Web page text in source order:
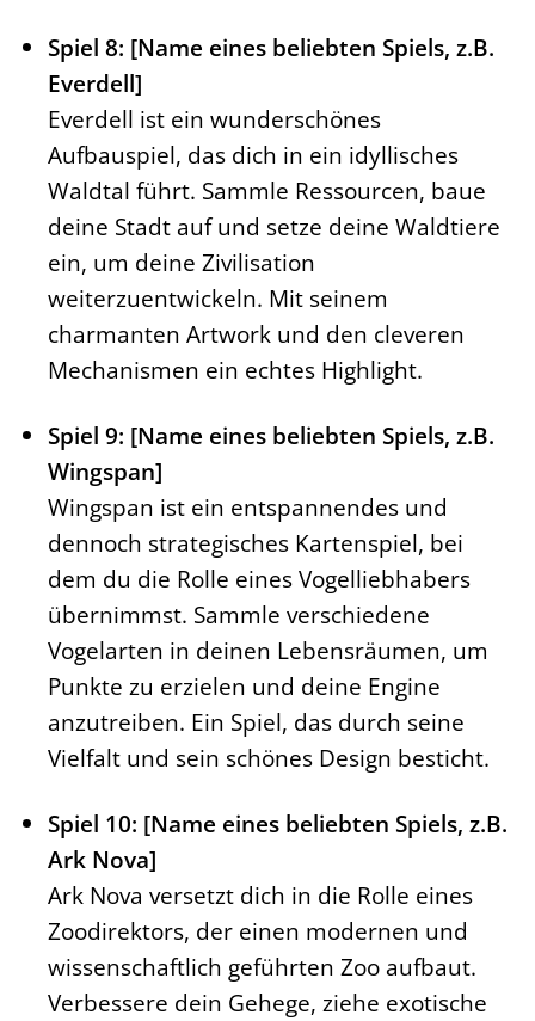
Spiel 8: [Name eines beliebten Spiels, z.B.
Everdell]
Everdell ist ein wunderschönes
Aufbauspiel, das dich in ein idyllisches
Waldtal führt. Sammle Ressourcen, baue
deine Stadt auf und setze deine Waldtiere
ein, um deine Zivilisation
weiterzuentwickeln. Mit seinem
charmanten Artwork und den cleveren
Mechanismen ein echtes Highlight.
Spiel 9: [Name eines beliebten Spiels, z.B.
Wingspan]
Wingspan ist ein entspannendes und
dennoch strategisches Kartenspiel, bei
dem du die Rolle eines Vogelliebhabers
übernimmst. Sammle verschiedene
Vogelarten in deinen Lebensräumen, um
Punkte zu erzielen und deine Engine
anzutreiben. Ein Spiel, das durch seine
Vielfalt und sein schönes Design besticht.
Spiel 10: [Name eines beliebten Spiels, z.B.
Ark Nova]
Ark Nova versetzt dich in die Rolle eines
Zoodirektors, der einen modernen und
wissenschaftlich geführten Zoo aufbaut.
Verbessere dein Gehege, ziehe exotische